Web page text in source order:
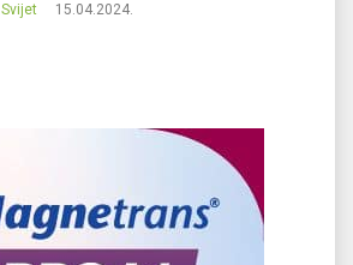
Svijet 15.04.2024.